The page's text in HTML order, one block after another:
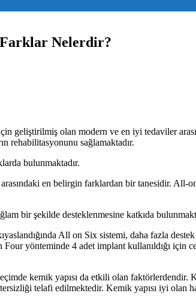
Nelerdir?
olan modern ve en iyi tedaviler
rehabilitasyonunu sağlamaktadır.
bulunmaktadır.
en belirgin farklardan bir tanesidir.
bir şekilde desteklenmesine katkıda
All on Six sistemi, daha fazla
yönteminde 4 adet implant kullanıldığı için
kemik yapısı da etkili olan
telafi edilmektedir. Kemik yapısı iyi olan